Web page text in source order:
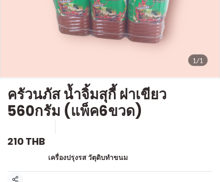
1/1
ครัวนภัส น้ำจิ้มสุกี้ ฝาเขียว
560กรัม (แพ็ค6ขวด)
210 THB
เครื่องปรุงรส วัตุดิบทำขนม